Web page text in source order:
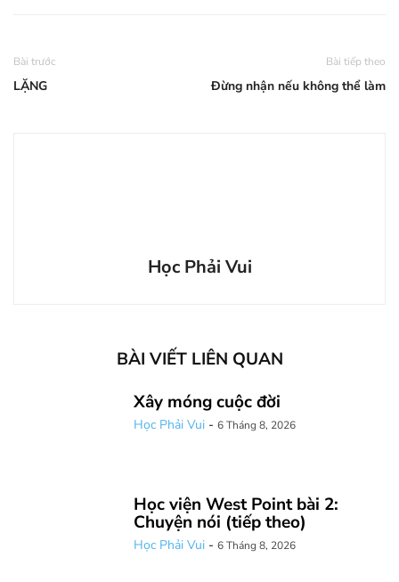
Bài trước
LẶNG
Bài tiếp theo
Đừng nhận nếu không thể làm
Học Phải Vui
BÀI VIẾT LIÊN QUAN
Xây móng cuộc đời
Học Phải Vui - 6 Tháng 8, 2026
Học viện West Point bài 2:
Chuyện nói (tiếp theo)
Học Phải Vui - 6 Tháng 8, 2026